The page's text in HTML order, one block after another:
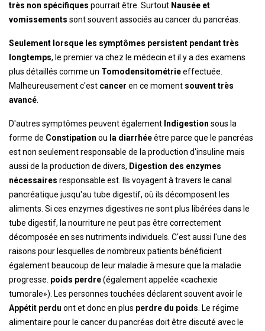
très non spécifiques pourrait être. Surtout Nausée et
vomissements sont souvent associés au cancer du pancréas.
Seulement lorsque les symptômes persistent pendant très
longtemps, le premier va chez le médecin et il y a des examens
plus détaillés comme un Tomodensitométrieeffectuée.
Malheureusement c'est cancer en ce moment souvent très
avancé
D'autres symptômes peuvent également Indigestion sous la
forme de Constipation ou la diarrhéeêtre parce que le pancréas
est non seulement responsable de la production d'insuline mais
aussi de la production de divers, Digestion des enzymes
nécessaires responsable est. Ils voyagent à travers le canal
pancréatique jusqu'au tube digestif, où ils décomposent les
aliments. Si ces enzymes digestives ne sont plus libérées dans le
tube digestif, la nourriture ne peut pas être correctement
décomposée en ses nutriments individuels. C'est aussi l'une des
raisons pour lesquelles de nombreux patients bénéficient
également beaucoup de leur maladie à mesure que la maladie
progresse. poids perdre(également appelée «cachexie
tumorale»). Les personnes touchées déclarent souvent avoir le
Appétit perdu ont et donc en plus perdre du poids . Le régime
alimentaire pour le cancer du pancréas doit être discuté avec le